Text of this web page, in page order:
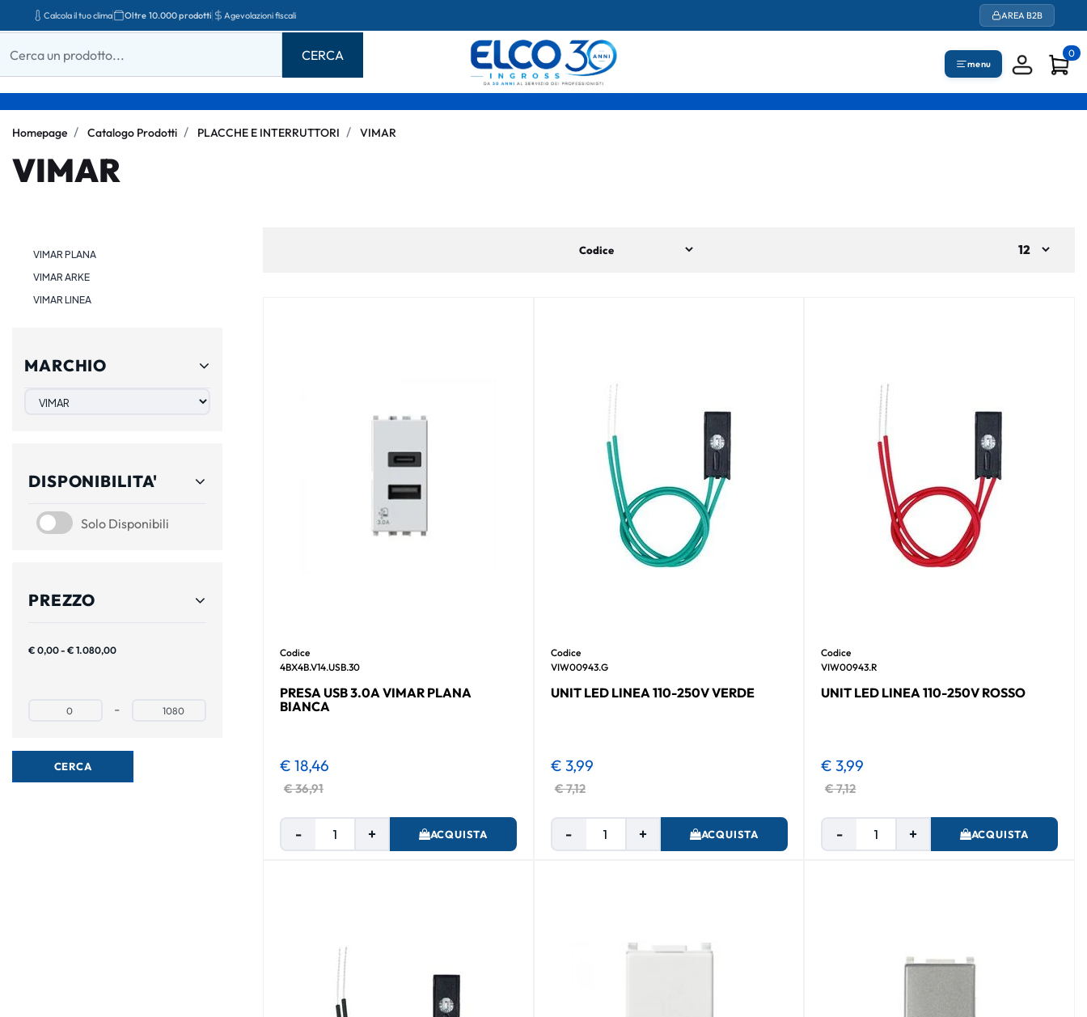
Calcola il tuo clima Oltre 10.000 prodotti Agevolazioni fiscali AREA B2B
menu
0
Homepage Catalogo Prodotti PLACCHE E INTERRUTTORI VIMAR
VIMAR
VIMAR PLANA
VIMAR ARKE
VIMAR LINEA
MARCHIO
DISPONIBILITA'
Solo Disponibili
SOLO DISPONIBILI
PREZZO
€ 0,00 - € 1.080,00
Prezzo minimo - Prezzo massimo
Codice
4BX4B.V14.USB.30
PRESA USB 3.0A VIMAR PLANA
BIANCA
€ 36,91
€ 18,46
Quantità ACQUISTA
Codice
VIW00943.G
UNIT LED LINEA 110-250V VERDE
€ 7,12
€ 3,99
Quantità ACQUISTA
Codice
VIW00943.R
UNIT LED LINEA 110-250V ROSSO
€ 7,12
€ 3,99
Quantità ACQUISTA